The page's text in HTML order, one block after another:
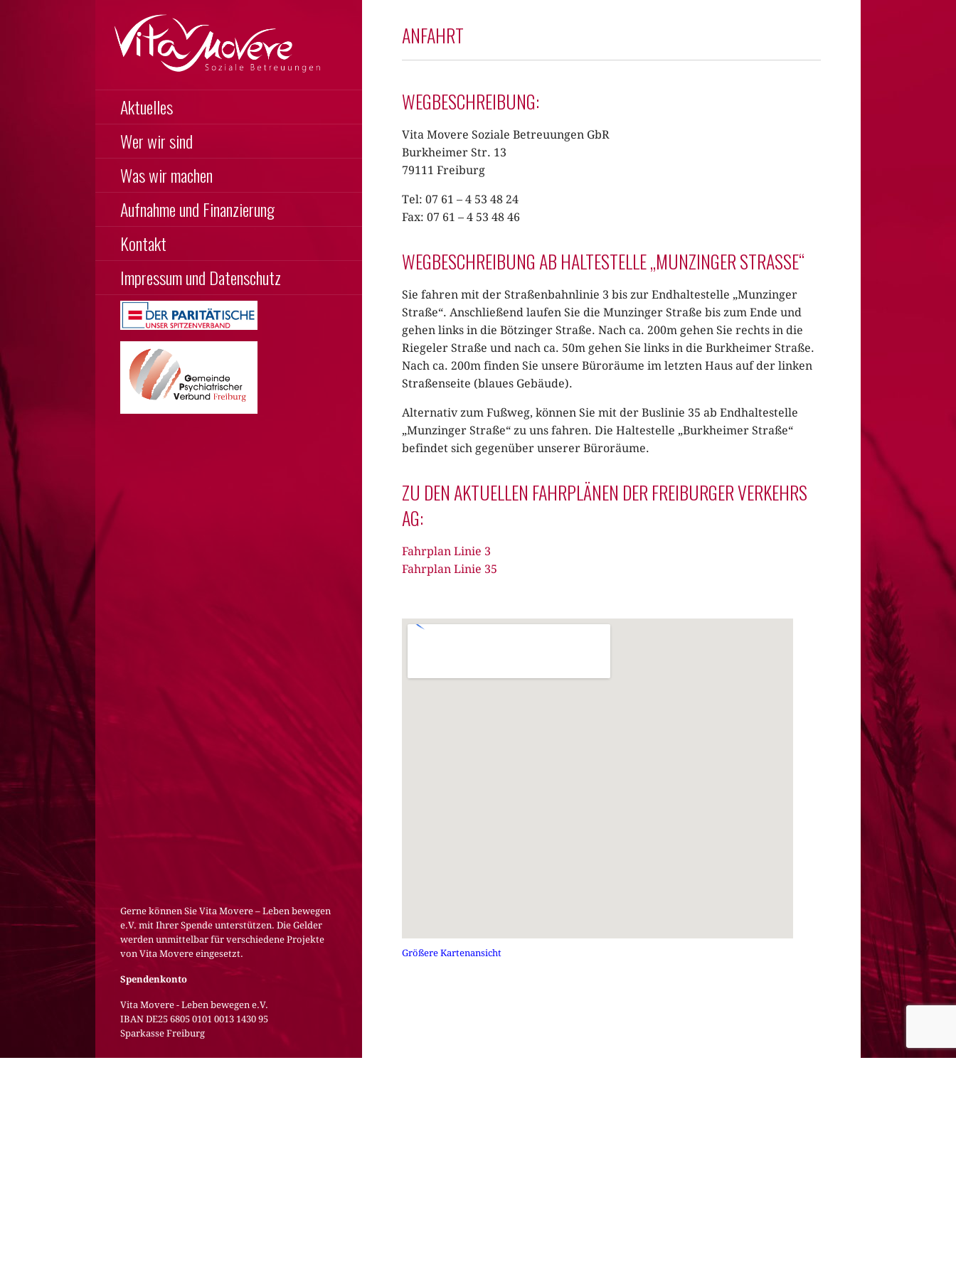
Inhalt
springen
VITA MOVERE
Soziale Betreuungen
Aktuelles
Wer wir sind
Was wir machen
Aufnahme und Finanzierung
Kontakt
Impressum und Datenschutz
Gerne können Sie Vita Movere – Leben bewegen
e.V. mit Ihrer Spende unterstützen. Die Gelder
werden unmittelbar für verschiedene Projekte
von Vita Movere eingesetzt.
Spendenkonto
Vita Movere - Leben bewegen e.V.
IBAN DE25 6805 0101 0013 1430 95
Sparkasse Freiburg
ANFAHRT
WEGBESCHREIBUNG:
Vita Movere Soziale Betreuungen GbR
Burkheimer Str. 13
79111 Freiburg
Tel: 07 61 – 4 53 48 24
Fax: 07 61 – 4 53 48 46
WEGBESCHREIBUNG AB HALTESTELLE „MUNZINGER STRASSE“
Sie fahren mit der Straßenbahnlinie 3 bis zur Endhaltestelle „Munzinger
Straße“. Anschließend laufen Sie die Munzinger Straße bis zum Ende und
gehen links in die Bötzinger Straße. Nach ca. 200m gehen Sie rechts in die
Riegeler Straße und nach ca. 50m gehen Sie links in die Burkheimer Straße.
Nach ca. 200m finden Sie unsere Büroräume im letzten Haus auf der linken
Straßenseite (blaues Gebäude).
Alternativ zum Fußweg, können Sie mit der Buslinie 35 ab Endhaltestelle
„Munzinger Straße“ zu uns fahren. Die Haltestelle „Burkheimer Straße“
befindet sich gegenüber unserer Büroräume.
ZU DEN AKTUELLEN FAHRPLÄNEN DER FREIBURGER VERKEHRS
AG:
Fahrplan Linie 3
Fahrplan Linie 35
Größere Kartenansicht